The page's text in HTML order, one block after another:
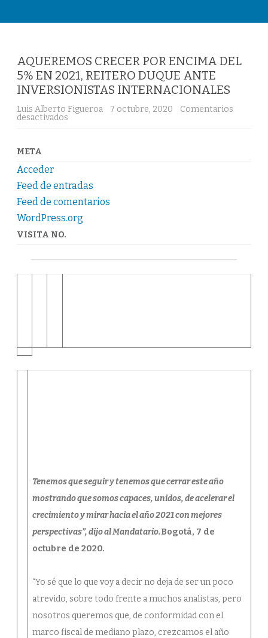
AQUEREMOS CRECER POR ENCIMA DEL
5% EN 2021, REITERO DUQUE ANTE
INVERSIONISTAS INTERNACIONALES
Luis Alberto Figueroa 7 octubre, 2020
Comentarios
desactivados en
2021,
REITERO
DUQUE
INVERSIONISTAS
INTERNACIONALES
META
Acceder
Feed de entradas
Feed de comentarios
WordPress.org
VISITA NO.
Tenemos que seguir y tenemos que cerrar este año
mostrando que somos capaces, unidos, de acelerar el
crecimiento y mirar hacia el año 2021 con mejores
perspectivas”, dijo al Mandatario.Bogotá, 7 de
octubre de 2020.
“Yo sé que lo que voy a decir no deja de ser un poco
atrevido, sobre todo frente a muchos analistas, pero
nosotros queremos que, de conformidad con el
marco fiscal de mediano plazo, crezcamos el año